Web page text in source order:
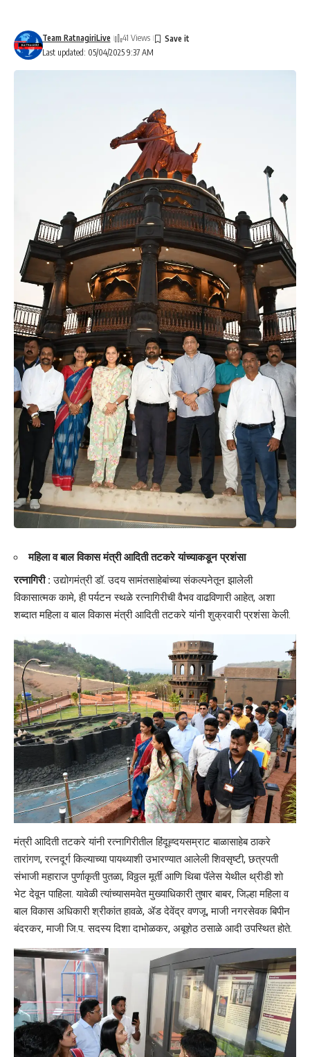
Last updated: 05/04/2025 9:37 AM
Team RatnagiriLive 41 Views
महिला व बाल विकास मंत्री आदिती तटकरे यांच्याकडून प्रशंसा
रत्नागिरी : उद्योगमंत्री डॉ. उदय सामंतसाहेबांच्या संकल्पनेतून झालेली
विकासात्मक कामे, ही पर्यटन स्थळे रत्नागिरीची वैभव वाढविणारी आहेत, अशा
शब्दात महिला व बाल विकास मंत्री आदिती तटकरे यांनी शुक्रवारी प्रशंसा केली.
मंत्री आदिती तटकरे यांनी रत्नागिरीतील हिंदूह्दयसम्राट बाळासाहेब ठाकरे
तारांगण, रत्नदूर्ग किल्याच्या पायथ्याशी उभारण्यात आलेली शिवसृष्टी, छत्रपती
संभाजी महाराज पुर्णाकृती पुतळा, विठ्ठल मूर्ती आणि थिबा पॅलेस येथील थ्रीडी शो
भेट देवून पाहिला. यावेळी त्यांच्यासमवेत मुख्याधिकारी तुषार बाबर, जिल्हा महिला व
बाल विकास अधिकारी श्रीकांत हावळे, ॲड देवेंद्र वणजू, माजी नगरसेवक बिपीन
बंदरकर, माजी जि.प. सदस्य दिशा दाभोळकर, अबूशेठ ठसाळे आदी उपस्थित होते.